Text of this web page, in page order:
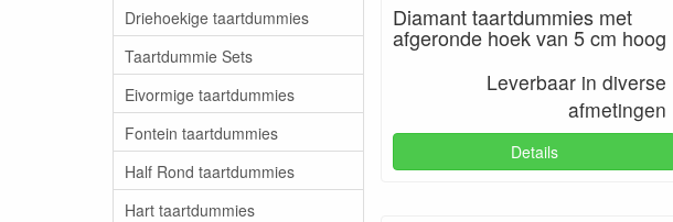
Driehoekige taartdummies
Taartdummie Sets
Eivormige taartdummies
Fontein taartdummies
Half Rond taartdummies
Hart taartdummies
Diamant taartdummies met
afgeronde hoek van 5 cm hoog
Leverbaar in diverse
afmetingen
Details